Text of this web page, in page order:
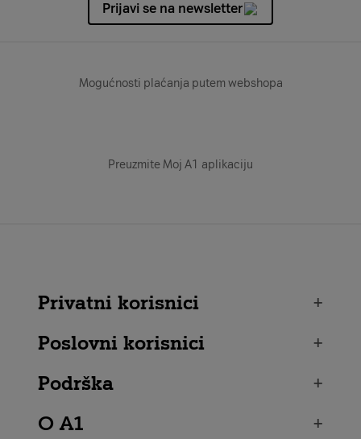
Prijavi se na newsletter
Mogućnosti plaćanja putem webshopa
Preuzmite Moj A1 aplikaciju
Privatni korisnici
+
Poslovni korisnici
+
Podrška
+
O A1
+